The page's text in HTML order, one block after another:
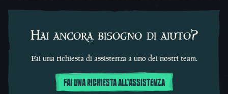
Hai ancora bisogno di aiuto?
Fai una richiesta di assistenza a uno dei nostri team.
FAI UNA RICHIESTA ALL'ASSISTENZA